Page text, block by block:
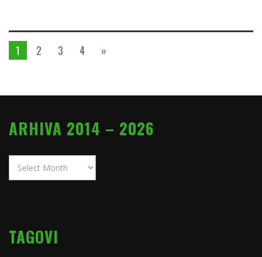
1 2 3 4 »
ARHIVA 2014 – 2026
2014
TAGOVI